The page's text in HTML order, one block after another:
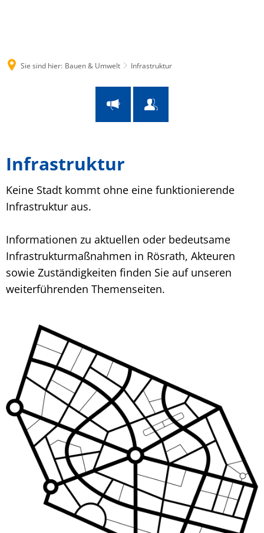
Sie sind hier: Bauen & Umwelt Infrastruktur
Infrastruktur
Infrastruktur
Keine Stadt kommt ohne eine funktionierende
Infrastruktur aus.
Informationen zu aktuellen oder bedeutsame
Infrastrukturmaßnahmen in Rösrath, Akteuren
sowie Zuständigkeiten finden Sie auf unseren
weiterführenden Themenseiten.